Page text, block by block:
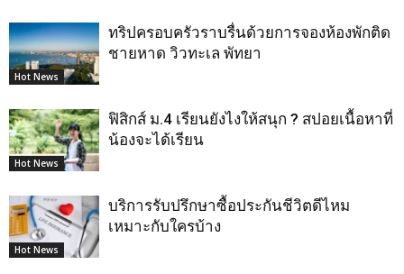
Hot News
ทริปครอบครัวราบรื่นด้วยการจองห้องพักติด
ชายหาด วิวทะเล พัทยา
Hot News
ฟิสิกส์ ม.4 เรียนยังไงให้สนุก ? สปอยเนื้อหาที่
น้องจะได้เรียน
Hot News
บริการรับปรึกษาซื้อประกันชีวิตดีไหม
เหมาะกับใครบ้าง